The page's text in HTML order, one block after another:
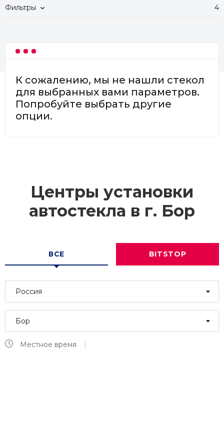
Фильтры 4
К сожалению, мы не нашли стекол
для выбранных вами параметров.
Попробуйте выбрать другие
опции.
Центры установки
автостекла в г. Бор
ВСЕ BITSTOP
Россия
Бор
Местное время